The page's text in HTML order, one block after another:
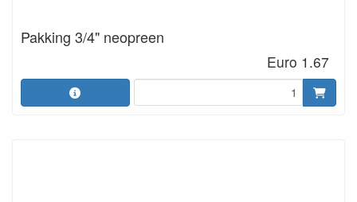
Pakking 3/4" neopreen
Euro 1.67